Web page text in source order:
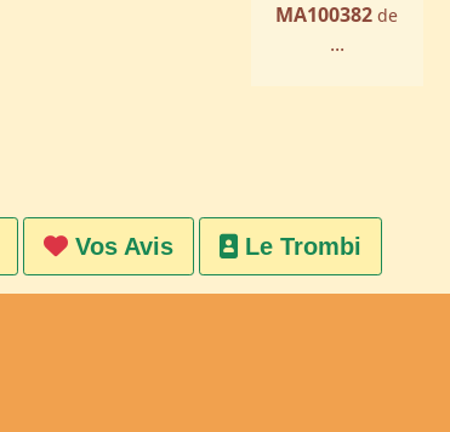
MA100382 de
...
Vos Avis Le Trombi